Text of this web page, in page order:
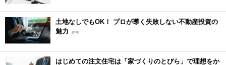
土地なしでもOK！ プロが導く失敗しない不動産投資の
魅力
[PR]
はじめての注文住宅は「家づくりのとびら」で理想をか